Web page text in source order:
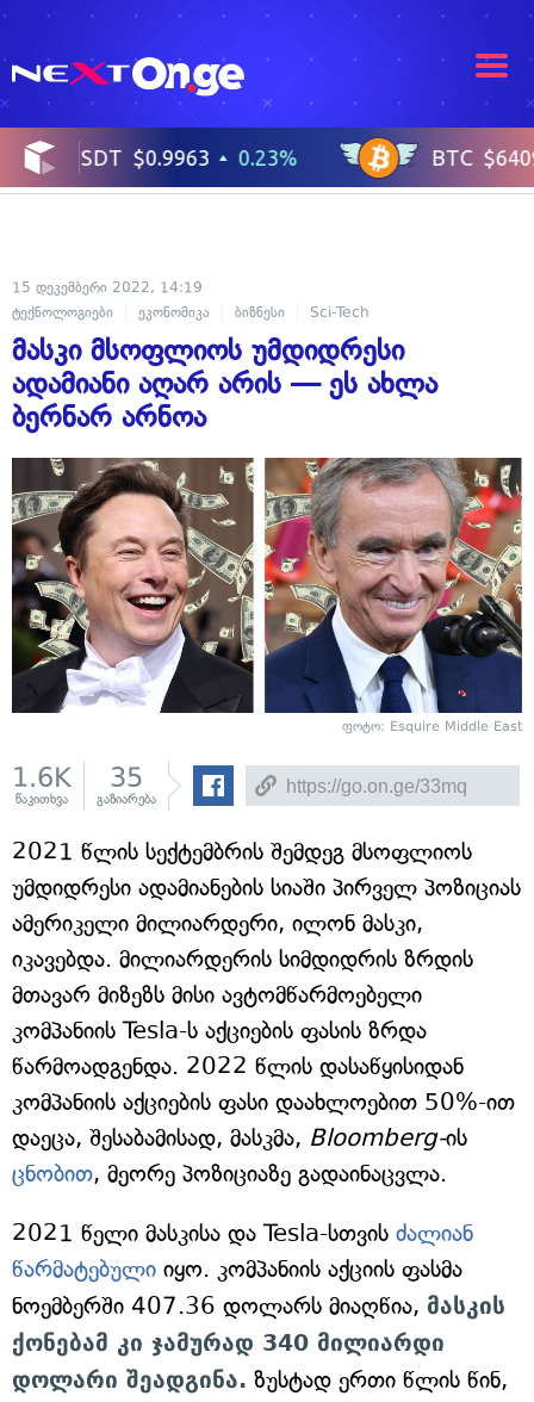
15 დეკემბერი 2022, 14:19
ტექნოლოგიები
ეკონომიკა ბიზნესი Sci-Tech
მასკი მსოფლიოს უმდიდრესი
ადამიანი აღარ არის — ეს ახლა
ბერნარ არნოა
ფოტო: Esquire Middle East
1.6K
წაკითხვა
35
გაზიარება
2021 წლის სექტემბრის შემდეგ მსოფლიოს
უმდიდრესი ადამიანების სიაში პირველ პოზიციას
ამერიკელი მილიარდერი, ილონ მასკი,
იკავებდა. მილიარდერის სიმდიდრის ზრდის
მთავარ მიზეზს მისი ავტომწარმოებელი
კომპანიის Tesla-ს აქციების ფასის ზრდა
წარმოადგენდა. 2022 წლის დასაწყისიდან
კომპანიის აქციების ფასი დაახლოებით 50%-ით
დაეცა, შესაბამისად, მასკმა, Bloomberg-ის
ცნობით, მეორე პოზიციაზე გადაინაცვლა.
2021 წელი მასკისა და Tesla-სთვის ძალიან
წარმატებული იყო. კომპანიის აქციის ფასმა
ნოემბერში 407.36 დოლარს მიაღწია, მასკის
ქონებამ კი ჯამურად 340 მილიარდი
დოლარი შეადგინა. ზუსტად ერთი წლის წინ,